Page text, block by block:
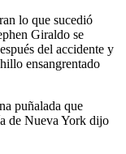
lo que sucedió
Giraldo se
del accidente y
ensangrentado
puñalada que
de Nueva York dijo